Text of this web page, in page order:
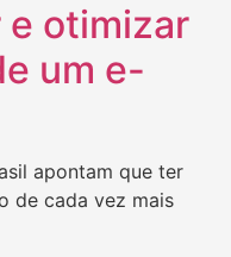
e otimizar
um e-
apontam que ter
de cada vez mais